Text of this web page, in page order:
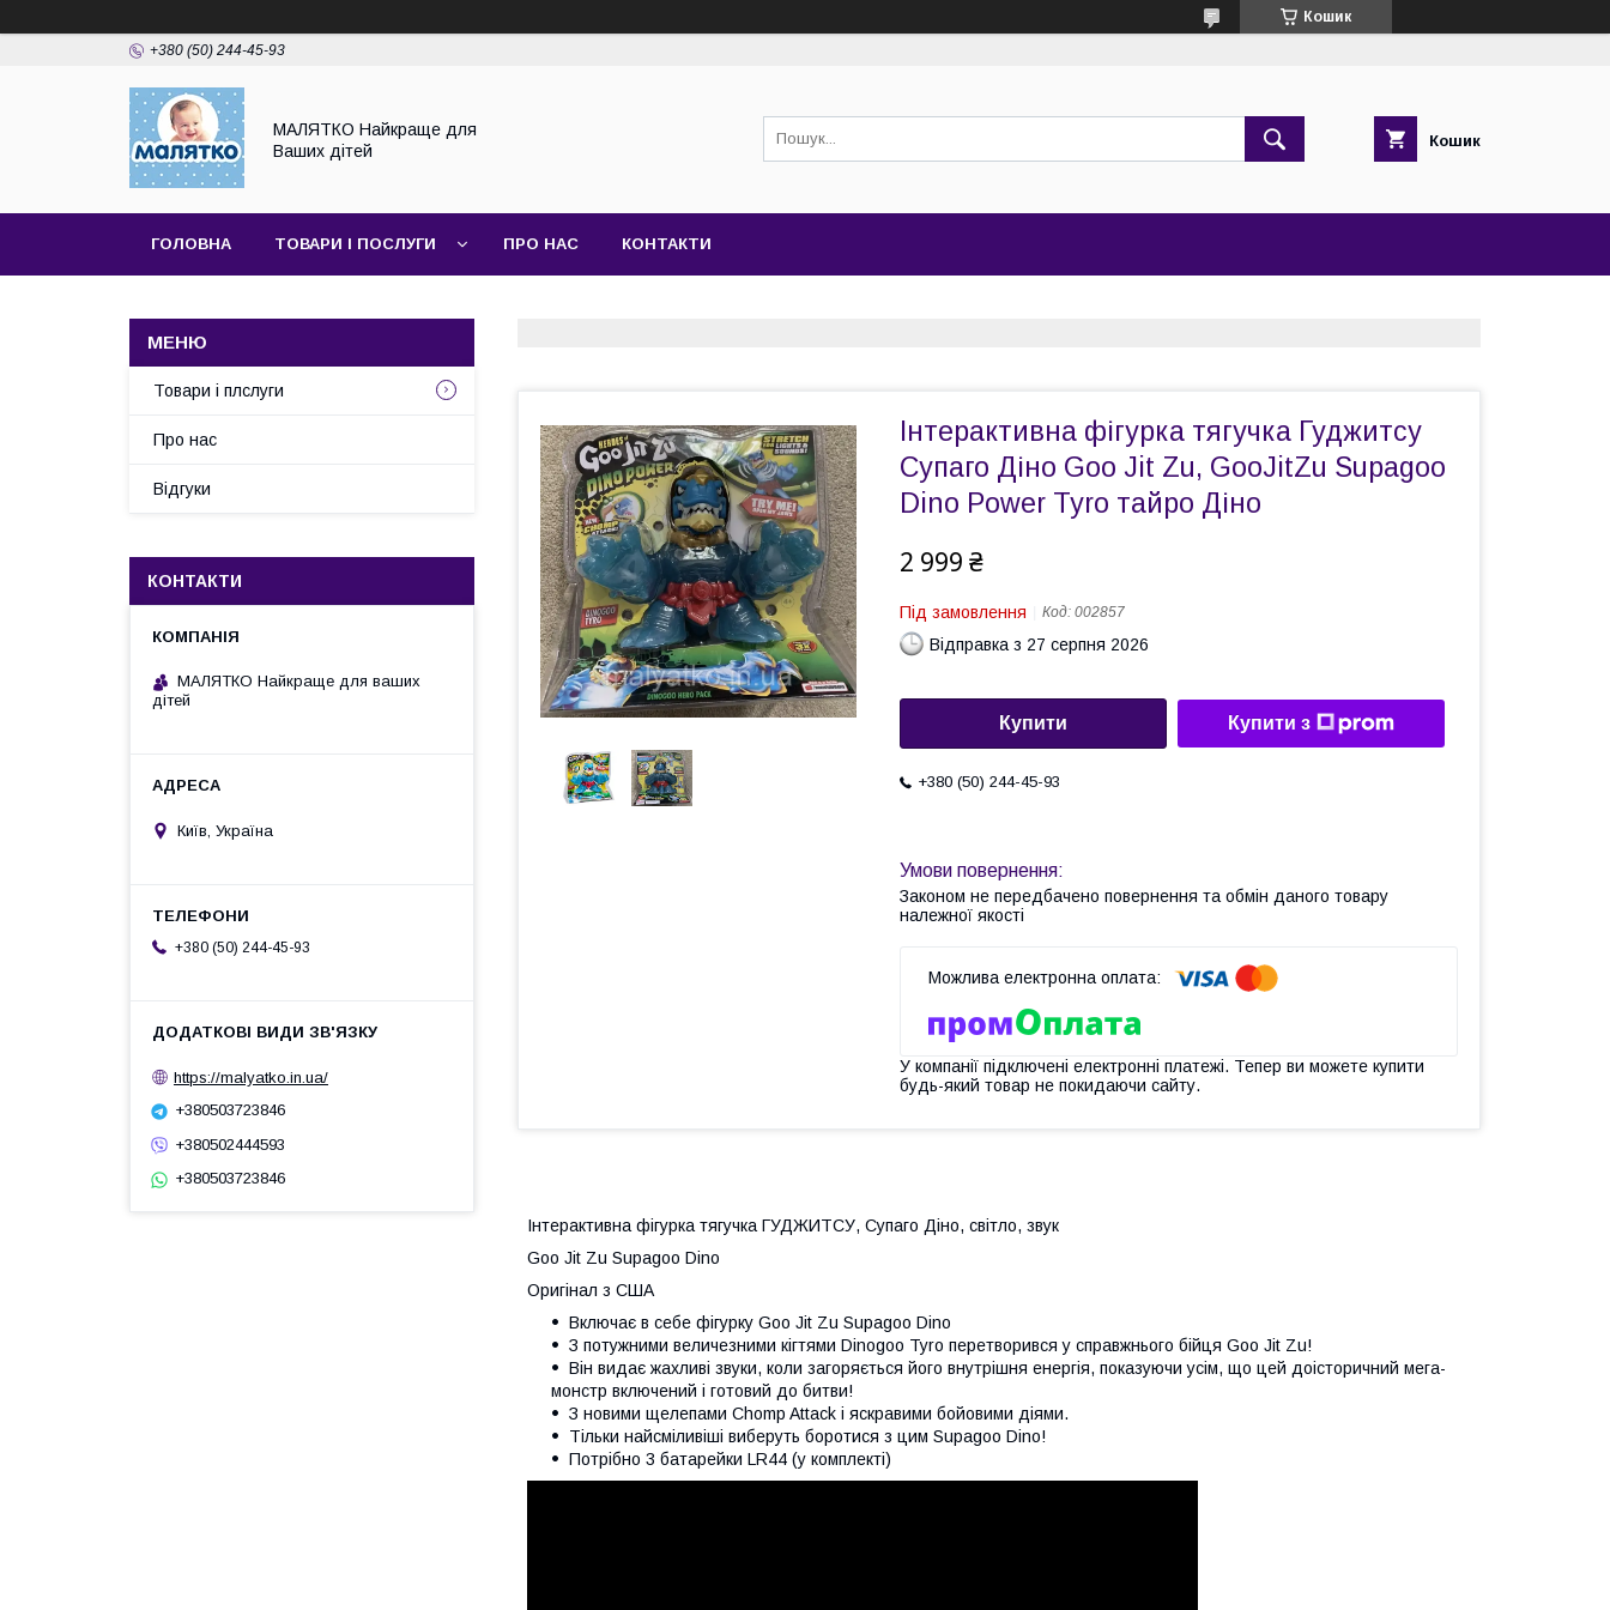
Кошик
+380 (50) 244-45-93
МАЛЯТКО Найкраще для
Ваших дітей
Кошик
ГОЛОВНА ТОВАРИ І ПОСЛУГИ ПРО НАС КОНТАКТИ
Інтерактивна фігурка тягучка Гуджитсу
Супаго Діно Goo Jit Zu, GooJitZu Supagoo
Dino Power Tyro тайро Діно
2 999 ₴
Під замовлення Код: 002857
Відправка з 27 серпня 2026
Купити Купити з
+380 (50) 244-45-93
Законом не передбачено повернення та обмін даного товару
належної якості
У компанії підключені електронні платежі. Тепер ви можете купити
будь-який товар не покидаючи сайту.
Інтерактивна фігурка тягучка ГУДЖИТСУ, Супаго Діно, світло, звук
Goo Jit Zu Supagoo Dino
Оригінал з США
Включає в себе фігурку Goo Jit Zu Supagoo Dino
З потужними величезними кігтями Dinogoo Tyro перетворився у справжнього бійця Goo Jit Zu!
Він видає жахливі звуки, коли загоряється його внутрішня енергія, показуючи усім, що цей доісторичний мега-
монстр включений і готовий до битви!
З новими щелепами Chomp Attack і яскравими бойовими діями.
Тільки найсміливіші виберуть боротися з цим Supagoo Dino!
Потрібно 3 батарейки LR44 (у комплекті)
Товари і плслуги
Про нас
Відгуки
КОНТАКТИ
МАЛЯТКО Найкраще для ваших
дітей
Київ, Україна
+380 (50) 244-45-93
https://malyatko.in.ua/
+380503723846
+380502444593
+380503723846